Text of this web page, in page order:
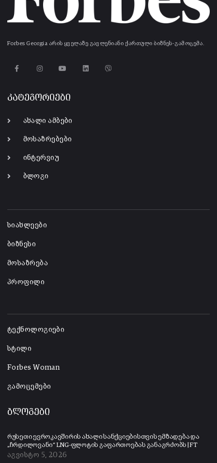
Forbes Georgia არის ყველაზე გავლენიანი ქართული ბიზნეს-გამოცემა.
კატეგორიები
ახალი ამბები
მოსაზრებები
ინტერვიუ
ბლოგი
სიახლეები
ბიზნესი
მოსაზრება
პროფილი
ტექნოლოგიები
სტილი
Forbes Woman
გამოცემები
ბლოგები
რუსეთი ევროკავშირის ახალი სანქციებისთვის ემზადება და
„ჩრდილოვანი“ LNG-ფლოტის გაფართოებას განაგრძობს | FT
აგვისტო 5, 2026